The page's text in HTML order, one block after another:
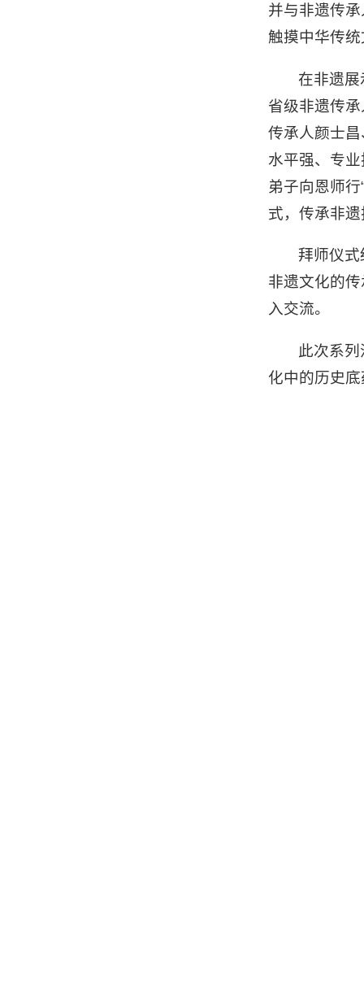
并与非遗传
触摸中华传
在非遗
省级非遗传
传承人颜士
水平强、专
弟子向恩师
式，传承非
拜师仪
非遗文化的
入交流。
此次系
化中的历史